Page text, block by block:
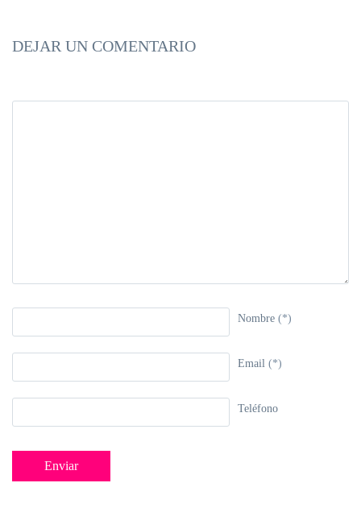
DEJAR UN COMENTARIO
Nombre (*)
Email (*)
Teléfono